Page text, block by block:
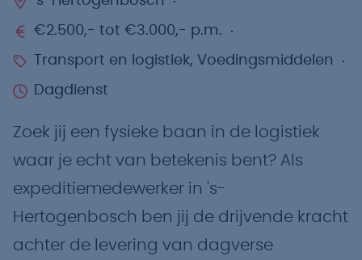
€2.500,- tot €3.000,- p.m.
Transport en logistiek, Voedingsmiddelen
Dagdienst
Zoek jij een fysieke baan in de logistiek
waar je echt van betekenis bent? Als
expeditiemedewerker in 's-
Hertogenbosch ben jij de drijvende kracht
achter de levering van dagverse